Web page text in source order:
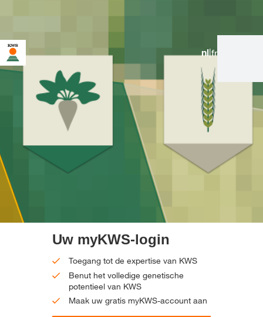
nl|fr
U bent op de KWS-website voor België. Er bestaat een
alternatieve webpagina in uw land voor deze pagina:
Wilt u nu veranderen?
VERANDER
DEZE KEER NIET
VERANDEREN
NIET MEER
VRAGEN
Uw myKWS-login
Toegang tot de expertise van KWS
Benut het volledige genetische
potentieel van KWS
Maak uw gratis myKWS-account aan